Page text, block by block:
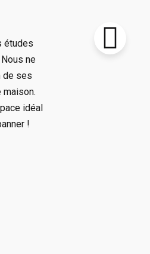
études
ne
de ses
idéal
!
le prochain